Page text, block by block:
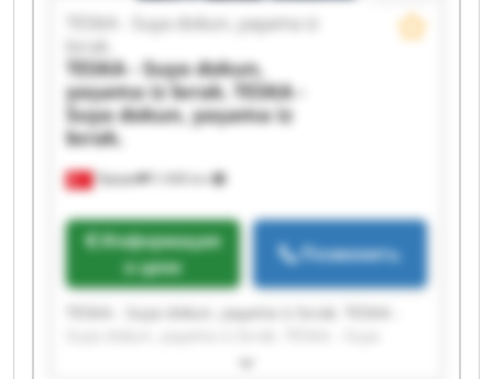
Турция 5 408 km
TESKA - Suya dokun, yaşama iz
bırak.
TESKA - Suya dokun,
yaşama iz bırak. TESKA -
Suya dokun, yaşama iz
bırak.
Информация
о цене
Позвонить
TESKA - Suya dokun, yaşama iz bırak. TESKA -
dokun, yaşama iz bırak. TESKA - Suya dokun,